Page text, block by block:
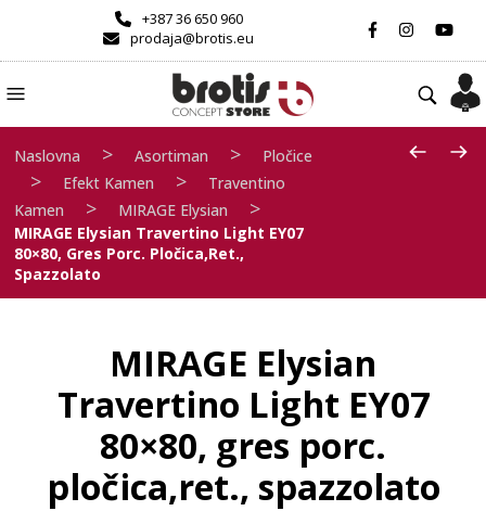
+387 36 650 960
prodaja@brotis.eu
Naslovna > Asortiman > Pločice
> Efekt Kamen >
Traventino
Kamen
> MIRAGE Elysian >
MIRAGE Elysian Travertino Light EY07
80×80, Gres Porc. Pločica,ret.,
Spazzolato
MIRAGE Elysian
Travertino Light EY07
80×80, gres porc.
pločica,ret., spazzolato